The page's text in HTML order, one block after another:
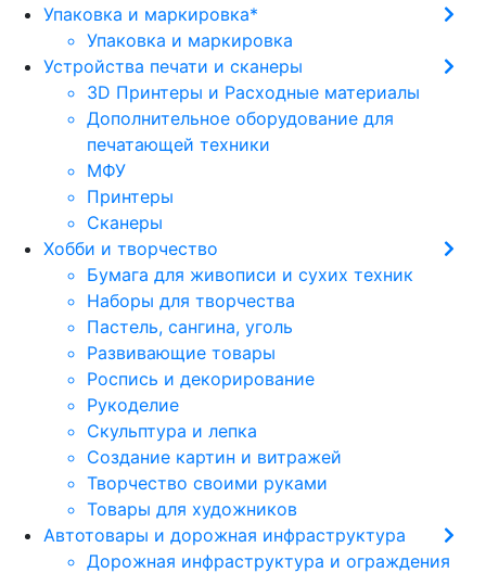
Упаковка и маркировка*
Упаковка и маркировка
Устройства печати и сканеры
3D Принтеры и Расходные материалы
Дополнительное оборудование для
печатающей техники
МФУ
Принтеры
Сканеры
Хобби и творчество
Бумага для живописи и сухих техник
Наборы для творчества
Пастель, сангина, уголь
Развивающие товары
Роспись и декорирование
Рукоделие
Скульптура и лепка
Создание картин и витражей
Творчество своими руками
Товары для художников
Автотовары и дорожная инфраструктура
Дорожная инфраструктура и ограждения